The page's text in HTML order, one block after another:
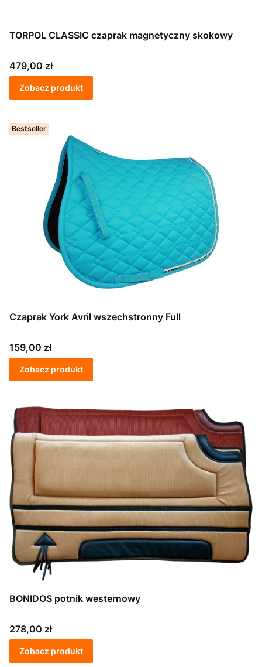
TORPOL CLASSIC czaprak magnetyczny skokowy
Cena
479,00 zł
Zobacz produkt
Bestseller
Czaprak York Avril wszechstronny Full
Cena
159,00 zł
Zobacz produkt
BONIDOS potnik westernowy
Cena
278,00 zł
Zobacz produkt